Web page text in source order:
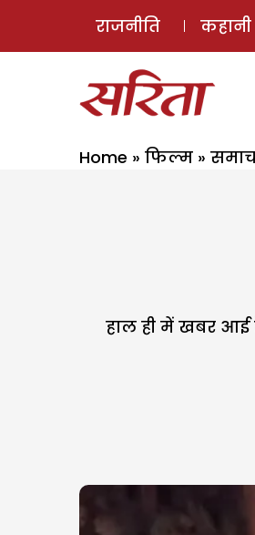
राजनीति कहानी
Home » फिल्म »
हाल ही में खबर आई